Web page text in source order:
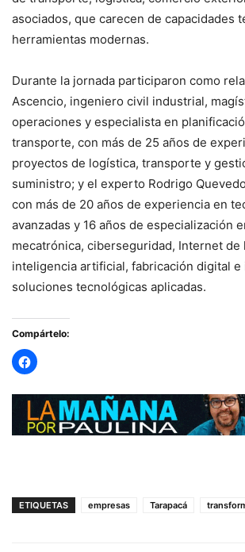
asociados, que carecen de capacidades
herramientas modernas.
Durante la jornada participaron como
Ascencio, ingeniero civil industrial,
operaciones y especialista en
transporte, con más de 25 años de
proyectos de logística, transporte y
suministro; y el experto Rodrigo
con más de 20 años de experiencia en
avanzadas y 16 años de especialización
mecatrónica, ciberseguridad, Internet de
inteligencia artificial, fabricación digital e
soluciones tecnológicas aplicadas.
Compártelo:
ETIQUETAS empresas Tarapacá